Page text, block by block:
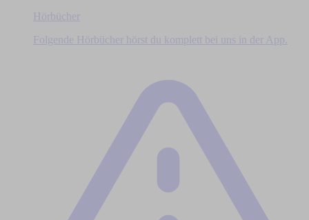
Hörbücher
Folgende Hörbücher hörst du komplett bei uns in der App.